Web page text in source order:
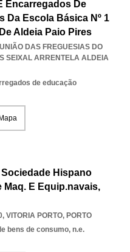
Encarregados De
Da Escola Básica Nº 1
Aldeia Paio Pires
DAS FREGUESIAS DO
SEIXAL ARRENTELA ALDEIA
de educação
Hispano
Maq. E Equip.navais,
, VITORIA PORTO, PORTO
bens de consumo, n.e.